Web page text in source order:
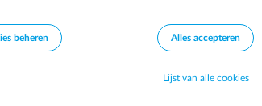
beheren Alles accepteren
Lijst van alle cookies